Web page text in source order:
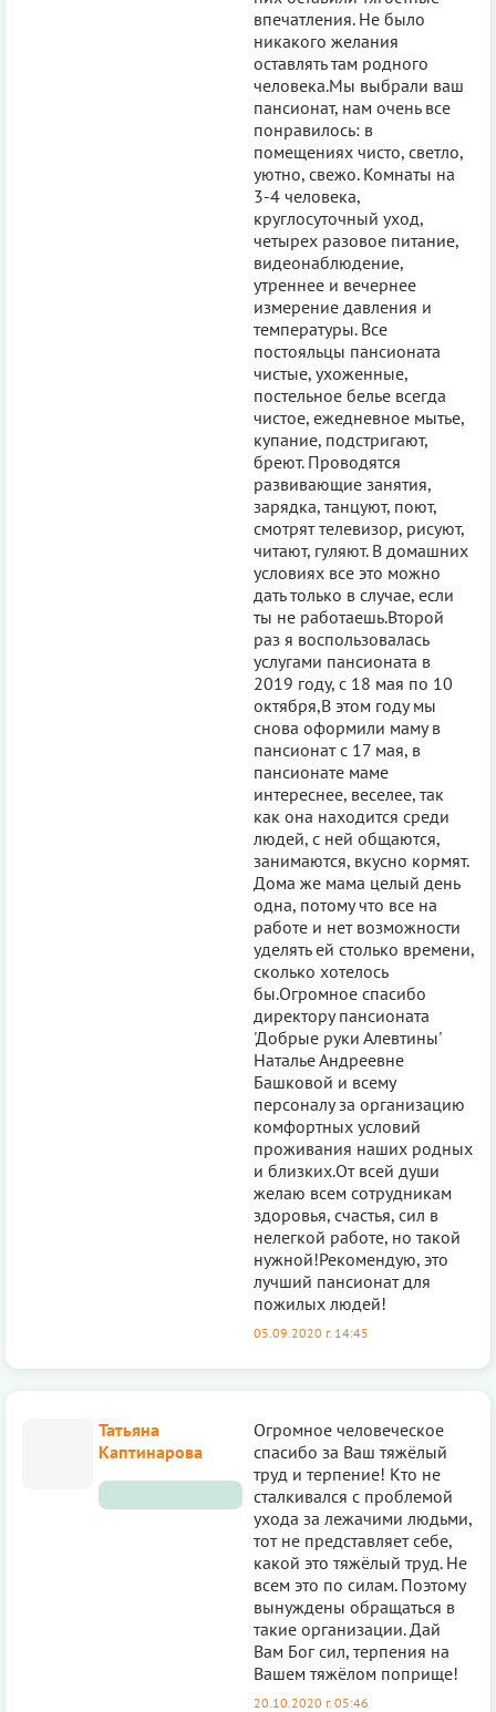
впечатления. Не было
никакого желания
оставлять там родного
человека.Мы выбрали ваш
пансионат, нам очень все
понравилось: в
помещениях чисто, светло,
уютно, свежо. Комнаты на
3-4 человека,
круглосуточный уход,
четырех разовое питание,
видеонаблюдение,
утреннее и вечернее
измерение давления и
температуры. Все
постояльцы пансионата
чистые, ухоженные,
постельное белье всегда
чистое, ежедневное мытье,
купание, подстригают,
бреют. Проводятся
развивающие занятия,
зарядка, танцуют, поют,
смотрят телевизор, рисуют,
читают, гуляют. В домашних
условиях все это можно
дать только в случае, если
ты не работаешь.Второй
раз я воспользовалась
услугами пансионата в
2019 году, с 18 мая по 10
октября,В этом году мы
снова оформили маму в
пансионат с 17 мая, в
пансионате маме
интереснее, веселее, так
как она находится среди
людей, с ней общаются,
занимаются, вкусно кормят.
Дома же мама целый день
одна, потому что все на
работе и нет возможности
уделять ей столько времени,
сколько хотелось
бы.Огромное спасибо
директору пансионата
'Добрые руки Алевтины'
Наталье Андреевне
Башковой и всему
персоналу за организацию
комфортных условий
проживания наших родных
и близких.От всей души
желаю всем сотрудникам
здоровья, счастья, сил в
нелегкой работе, но такой
нужной!Рекомендую, это
лучший пансионат для
пожилых людей!
05.09.2020 г. 14:45
Татьяна
Каптинарова
Огромное человеческое
спасибо за Ваш тяжёлый
труд и терпение! Кто не
сталкивался с проблемой
ухода за лежачими людьми,
тот не представляет себе,
какой это тяжёлый труд. Не
всем это по силам. Поэтому
вынуждены обращаться в
такие организации. Дай
Вам Бог сил, терпения на
Вашем тяжёлом поприще!
20.10.2020 г. 05:46